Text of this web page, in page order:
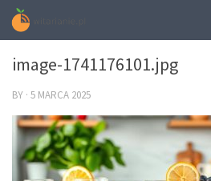
image-1741176101.jpg
BY · 5 MARCA 2025